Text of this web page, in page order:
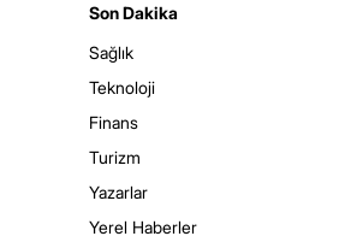
Son Dakika
Sağlık
Teknoloji
Finans
Turizm
Yazarlar
Yerel Haberler